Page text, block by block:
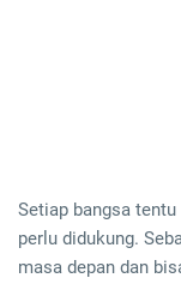
Setiap bangsa
perlu didukung.
masa depan dan